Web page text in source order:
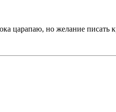
царапаю, но желание писать